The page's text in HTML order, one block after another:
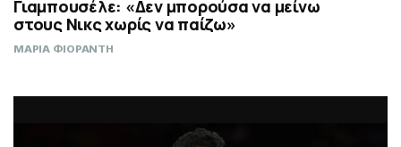
Γιαμπουσέλε: «Δεν μπορούσα να μείνω
στους Νικς χωρίς να παίζω»
ΜΑΡΙΑ ΦΙΟΡΑΝΤΗ